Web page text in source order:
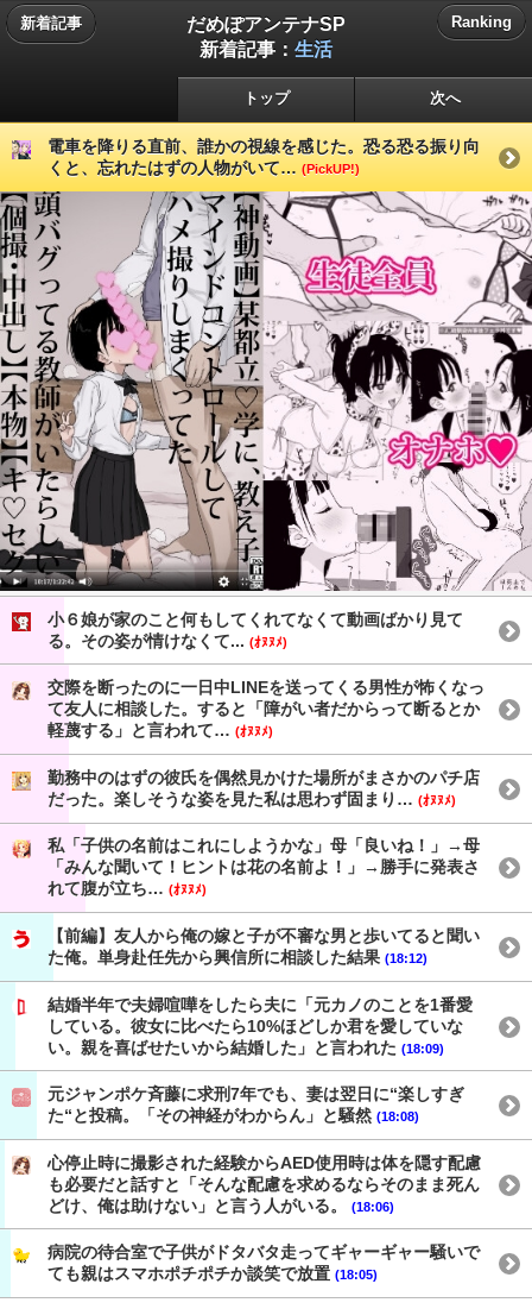
新着記事
だめぽアンテナSP
新着記事： 生活
Ranking
トップ 次へ
電車を降りる直前、誰かの視線を感じた。恐る恐る振り向
くと、忘れたはずの人物がいて… (PickUP!)
小６娘が家のこと何もしてくれてなくて動画ばかり見て
る。その姿が情けなくて... (ｵﾇﾇﾒ)
交際を断ったのに一日中LINEを送ってくる男性が怖くなっ
て友人に相談した。すると「障がい者だからって断るとか
軽蔑する」と言われて… (ｵﾇﾇﾒ)
勤務中のはずの彼氏を偶然見かけた場所がまさかのパチ店
だった。楽しそうな姿を見た私は思わず固まり… (ｵﾇﾇﾒ)
私「子供の名前はこれにしようかな」母「良いね！」→母
「みんな聞いて！ヒントは花の名前よ！」→勝手に発表さ
れて腹が立ち… (ｵﾇﾇﾒ)
【前編】友人から俺の嫁と子が不審な男と歩いてると聞い
た俺。単身赴任先から興信所に相談した結果 (18:12)
結婚半年で夫婦喧嘩をしたら夫に「元カノのことを1番愛
している。彼女に比べたら10%ほどしか君を愛していな
い。親を喜ばせたいから結婚した」と言われた (18:09)
元ジャンポケ斉藤に求刑7年でも、妻は翌日に“楽しすぎ
た“と投稿。「その神経がわからん」と騒然 (18:08)
心停止時に撮影された経験からAED使用時は体を隠す配慮
も必要だと話すと「そんな配慮を求めるならそのまま死ん
どけ、俺は助けない」と言う人がいる。
(18:06)
病院の待合室で子供がドタバタ走ってギャーギャー騒いで
ても親はスマホポチポチか談笑で放置 (18:05)